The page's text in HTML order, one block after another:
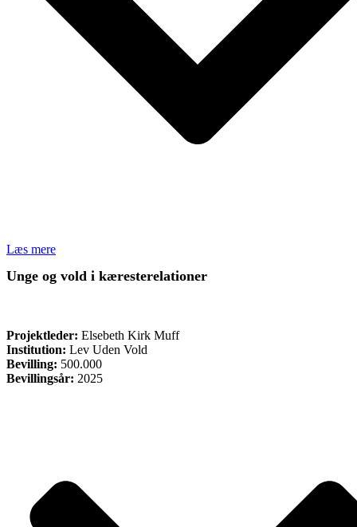
Læs mere
Unge og vold i kæresterelationer
Projektleder: Elsebeth Kirk Muff
Institution: Lev Uden Vold
Bevilling: 500.000
Bevillingsår: 2025